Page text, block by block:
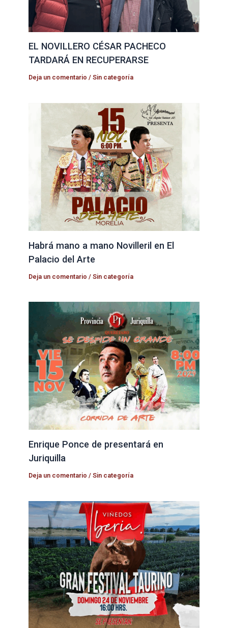
EL NOVILLERO CÉSAR PACHECO
TARDARÁ EN RECUPERARSE
Deja un comentario /Sin categoría
Habrá mano a mano Novilleril en El
Palacio del Arte
Deja un comentario /Sin categoría
Enrique Ponce de presentará en
Juriquilla
Deja un comentario /Sin categoría